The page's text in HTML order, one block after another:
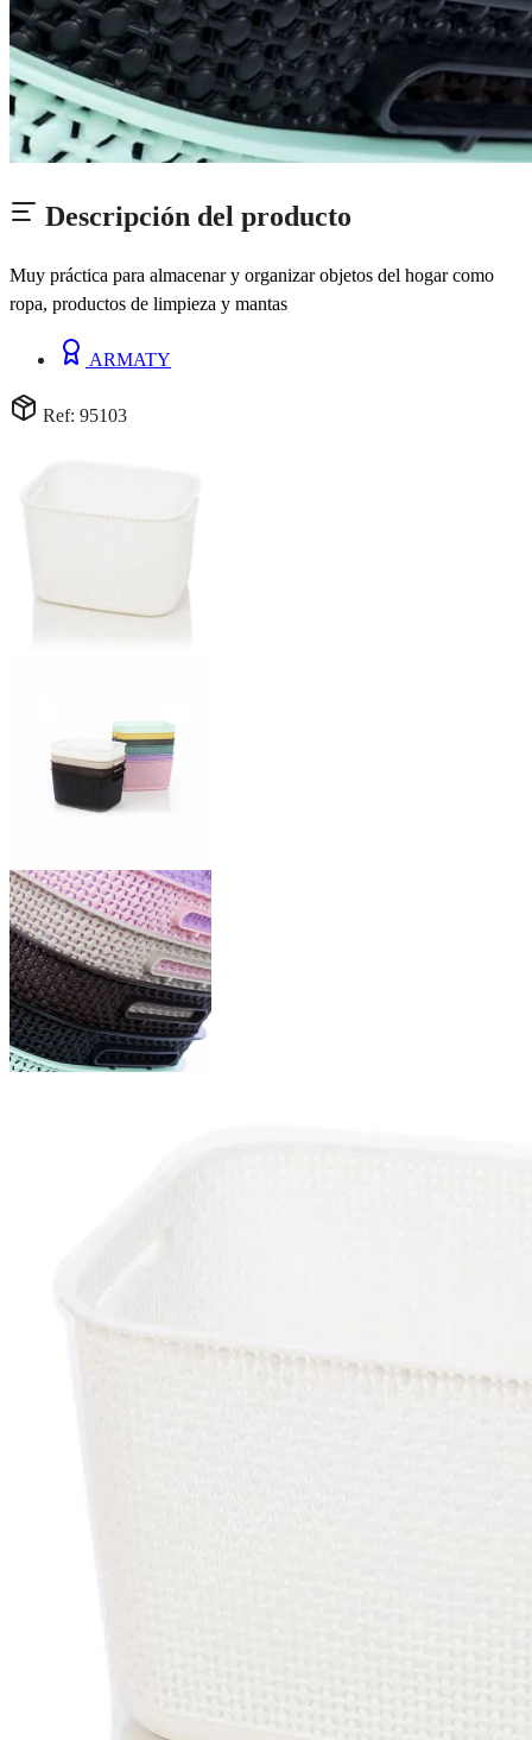
Descripción del producto
Muy práctica para almacenar y organizar objetos del hogar como
ropa, productos de limpieza y mantas
ARMATY
Ref: 95103